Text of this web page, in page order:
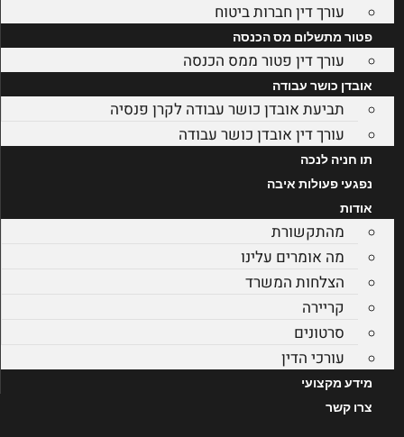
עורך דין חברות ביטוח
פטור מתשלום מס הכנסה
עורך דין פטור ממס הכנסה
אובדן כושר עבודה
תביעת אובדן כושר עבודה לקרן פנסיה
עורך דין אובדן כושר עבודה
תו חניה לנכה
נפגעי פעולות איבה
אודות
מהתקשורת
מה אומרים עלינו
הצלחות המשרד
קריירה
סרטונים
עורכי הדין
מידע מקצועי
צרו קשר